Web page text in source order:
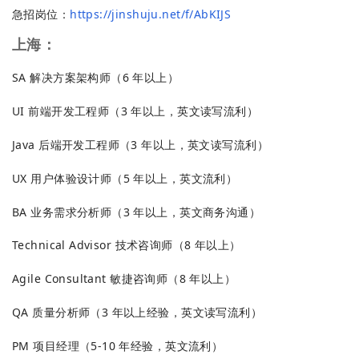
急招岗位： https://jinshuju.net/f/AbKIJS
上海：
SA 解决方案架构师（6 年以上）
UI 前端开发工程师（3 年以上，英文读写流利）
Java 后端开发工程师（3 年以上，英文读写流利）
UX 用户体验设计师（5 年以上，英文流利）
BA 业务需求分析师（3 年以上，英文商务沟通）
Technical Advisor 技术咨询师（8 年以上）
Agile Consultant 敏捷咨询师（8 年以上）
QA 质量分析师（3 年以上经验，英文读写流利）
PM 项目经理（5-10 年经验，英文流利）